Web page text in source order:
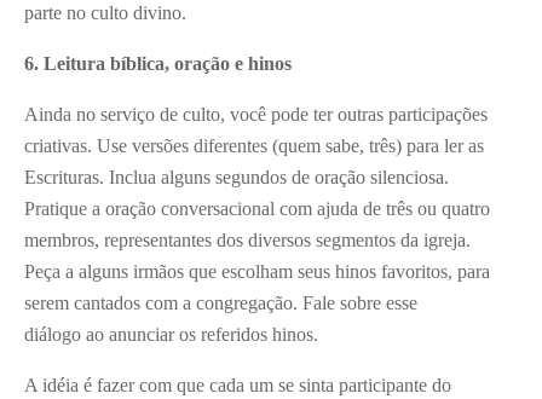
parte no culto divino.
6. Leitura bíblica, oração e hinos
Ainda no serviço de culto, você pode ter outras participações
criativas. Use versões diferentes (quem sabe, três) para ler as
Escrituras. Inclua alguns segundos de oração silenciosa.
Pratique a oração conversacional com ajuda de três ou quatro
membros, representantes dos diversos segmentos da igreja.
Peça a alguns irmãos que escolham seus hinos favoritos, para
serem cantados com a congregação. Fale sobre esse
diálogo ao anunciar os referidos hinos.
A idéia é fazer com que cada um se sinta participante do